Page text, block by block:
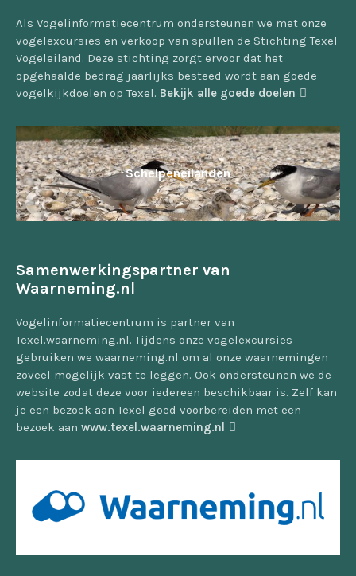
Als Vogelinformatiecentrum ondersteunen we met onze
vogelexcursies en verkoop van spullen de Stichting Texel
Vogeleiland. Deze stichting zorgt ervoor dat het
opgehaalde bedrag jaarlijks besteed wordt aan goede
vogelkijkdoelen op Texel. Bekijk alle goede doelen
Schelpeneilanden
Samenwerkingspartner van
Waarneming.nl
Vogelinformatiecentrum is partner van
Texel.waarneming.nl. Tijdens onze vogelexcursies
gebruiken we waarneming.nl om al onze waarnemingen
zoveel mogelijk vast te leggen. Ook ondersteunen we de
website zodat deze voor iedereen beschikbaar is. Zelf kan
je een bezoek aan Texel goed voorbereiden met een
bezoek aan www.texel.waarneming.nl